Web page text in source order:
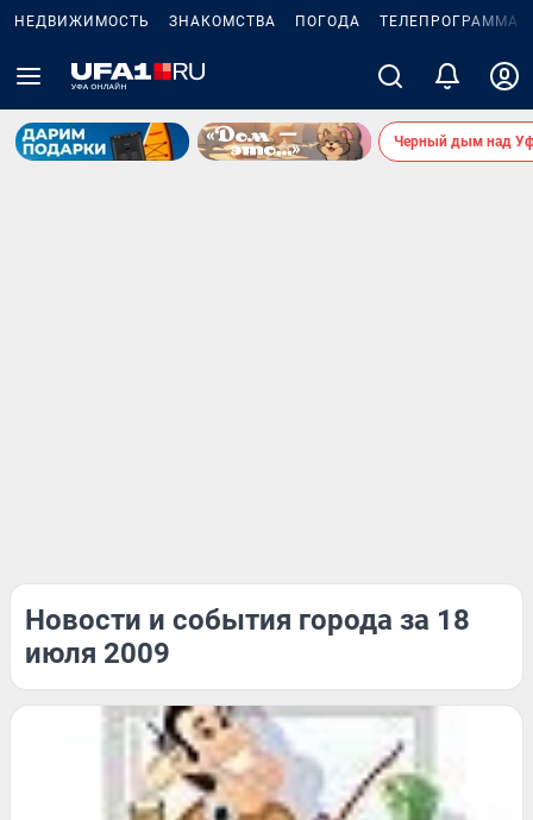
НЕДВИЖИМОСТЬ ЗНАКОМСТВА ПОГОДА ТЕЛЕПРОГРАММА
Черный дым над
Новости и события города за 18
июля 2009